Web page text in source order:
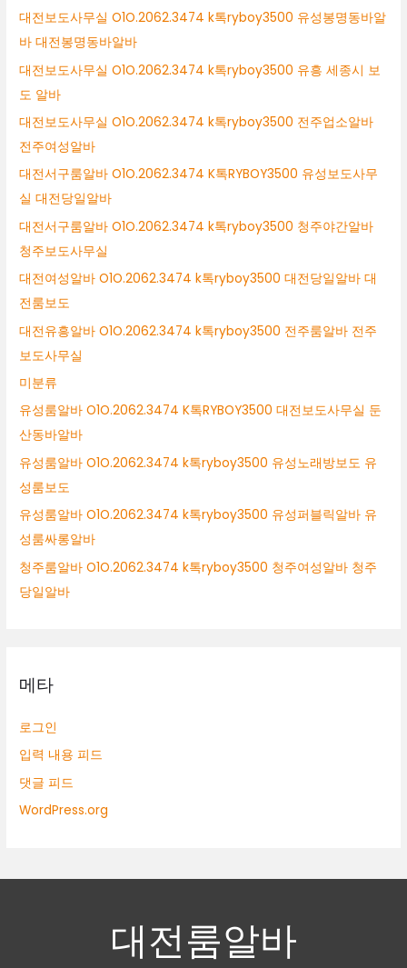
대전보도사무실 O1O.2062.3474 k톡ryboy3500 유성봉명동바알
바 대전봉명동바알바
대전보도사무실 O1O.2062.3474 k톡ryboy3500 유흥 세종시 보
도 알바
대전보도사무실 O1O.2062.3474 k톡ryboy3500 전주업소알바
전주여성알바
대전서구룸알바 O1O.2062.3474 K톡RYBOY3500 유성보도사무
실 대전당일알바
대전서구룸알바 O1O.2062.3474 k톡ryboy3500 청주야간알바
청주보도사무실
대전여성알바 O1O.2062.3474 k톡ryboy3500 대전당일알바 대
전룸보도
대전유흥알바 O1O.2062.3474 k톡ryboy3500 전주룸알바 전주
보도사무실
미분류
유성룸알바 O1O.2062.3474 K톡RYBOY3500 대전보도사무실 둔
산동바알바
유성룸알바 O1O.2062.3474 k톡ryboy3500 유성노래방보도 유
성룸보도
유성룸알바 O1O.2062.3474 k톡ryboy3500 유성퍼블릭알바 유
성룸싸롱알바
청주룸알바 O1O.2062.3474 k톡ryboy3500 청주여성알바 청주
당일알바
메타
로그인
입력 내용 피드
댓글 피드
WordPress.org
대전룸알바